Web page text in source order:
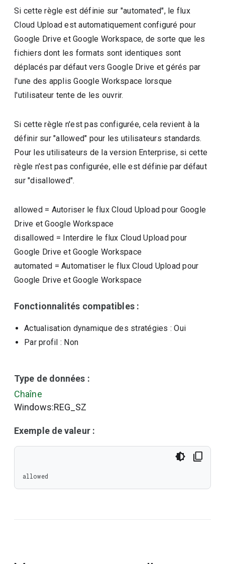
Si cette règle est définie sur "automated", le flux
Cloud Upload est automatiquement configuré pour
Google Drive et Google Workspace, de sorte que les
fichiers dont les formats sont identiques sont
déplacés par défaut vers Google Drive et gérés par
l'une des applis Google Workspace lorsque
l'utilisateur tente de les ouvrir.
Si cette règle n'est pas configurée, cela revient à la
définir sur "allowed" pour les utilisateurs standards.
Pour les utilisateurs de la version Enterprise, si cette
règle n'est pas configurée, elle est définie par défaut
sur "disallowed".
allowed= Autoriser le flux Cloud Upload pour Google
Drive et Google Workspace
disallowed = Interdire le flux Cloud Upload pour
Google Drive et Google Workspace
automated =Automatiser le flux Cloud Upload pour
Google Drive et Google Workspace
Fonctionnalités compatibles :
Actualisation dynamique des stratégies : Oui
Par profil : Non
Type de données :
Chaîne
Windows:REG_SZ
Exemple de valeur :
allowed